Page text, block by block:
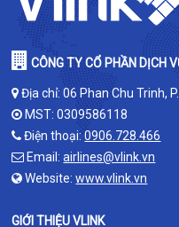
CÔNG TY CỔ PHẦN DỊCH
Địa chỉ: 06 Phan Chu Trinh,
MST: 0309586118
Điện thoại:0906.728.466
Email:airlines@vlink.vn
Website:www.vlink.vn
GIỚI THIỆU VLINK